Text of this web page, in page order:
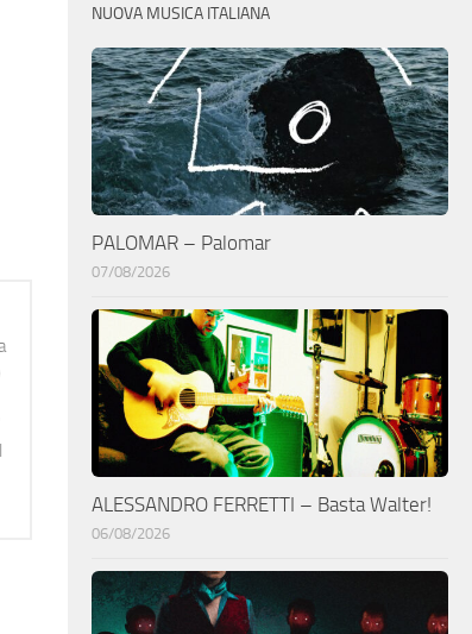
NUOVA MUSICA ITALIANA
PALOMAR – Palomar
07/08/2026
ALESSANDRO FERRETTI – Basta Walter!
06/08/2026